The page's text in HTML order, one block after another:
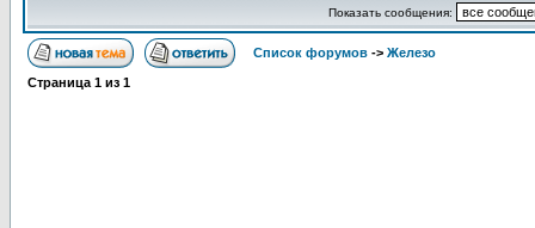
Показать сообщения:
Список форумов -> Железо
Страница 1 из 1